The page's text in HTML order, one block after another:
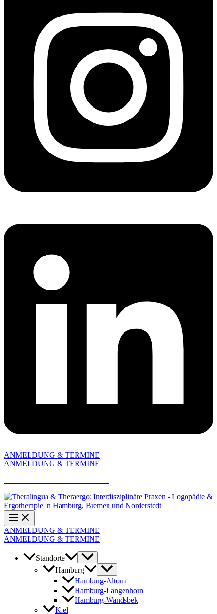
ANMELDUNG & TERMINE
ANMELDUNG & TERMINE
ANMELDUNG & TERMINE
ANMELDUNG & TERMINE
Standorte
Hamburg
Hamburg-Altona
Hamburg-Langenhorn
Hamburg-Wandsbek
Kiel